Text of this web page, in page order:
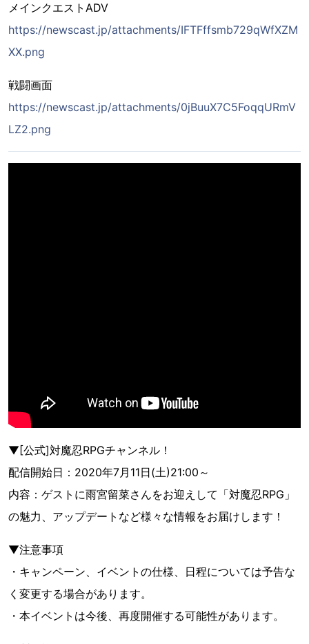
メインクエストADV
https://newscast.jp/attachments/IFTFffsmb729qWfXZM
XX.png
戦闘画面
https://newscast.jp/attachments/0jBuuX7C5FoqqURmV
LZ2.png
▼[公式]対魔忍RPGチャンネル！
配信開始日：2020年7月11日(土)21:00～
内容：ゲストに雨宮留菜さんをお迎えして「対魔忍RPG」
の魅力、アップデートなど様々な情報をお届けします！
▼注意事項
・キャンペーン、イベントの仕様、日程については予告な
く変更する場合があります。
・本イベントは今後、再度開催する可能性があります。